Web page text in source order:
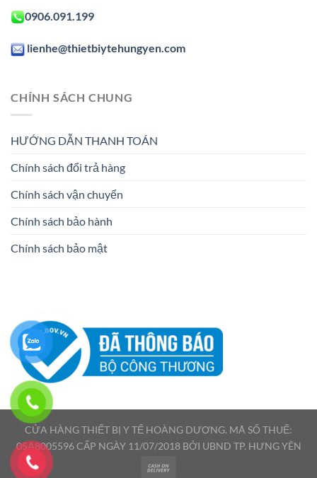
0906.091.199
lienhe@thietbiytehungyen.com
CHÍNH SÁCH CHUNG
HƯỚNG DẪN THANH TOÁN
Chính sách đổi trả hàng
Chính sách vận chuyển
Chính sách bảo hành
Chính sách bảo mật
CỬA HÀNG THIẾT BỊ Y TẾ HOÀNG DƯƠNG. MÃ SỐ THUẾ:
05A8005596 CẤP NGÀY 11/07/2018 BỞI UBND TP. HƯNG YÊN